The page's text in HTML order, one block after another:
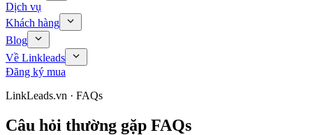
Dịch vụ
Khách hàng
Blog
Về Linkleads
Đăng ký mua
LinkLeads.vn · FAQs
Câu hỏi thường gặp FAQs